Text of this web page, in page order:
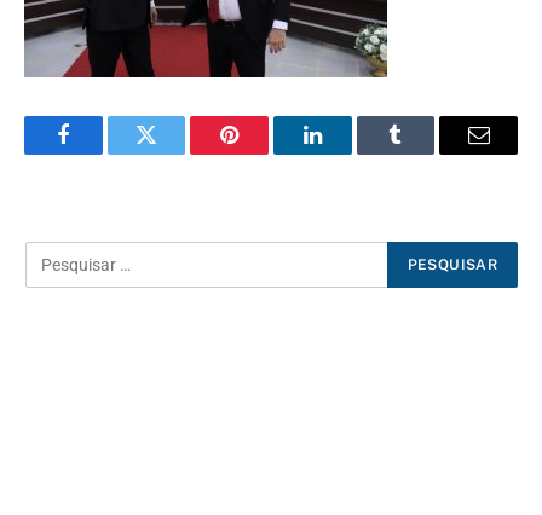
FacebookTwitter Pinterest LinkedInTumblr
E-